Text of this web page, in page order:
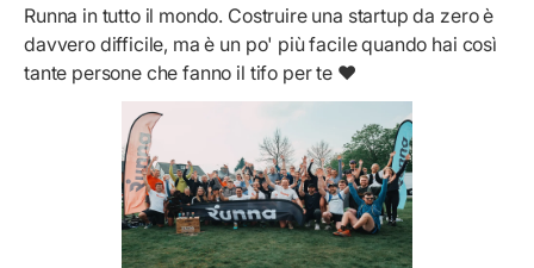
Runna in tutto il mondo. Costruire una startup da zero è
davvero difficile, ma è un po' più facile quando hai così
tante persone che fanno il tifo per te ♥